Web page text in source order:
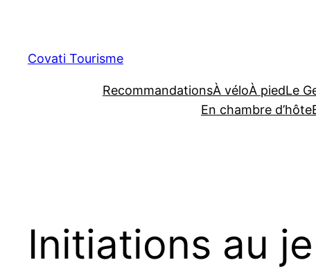
contenu
Covati Tourisme
RecommandationsÀ véloÀ piedLe
En chambre d’hôte
Initiations au